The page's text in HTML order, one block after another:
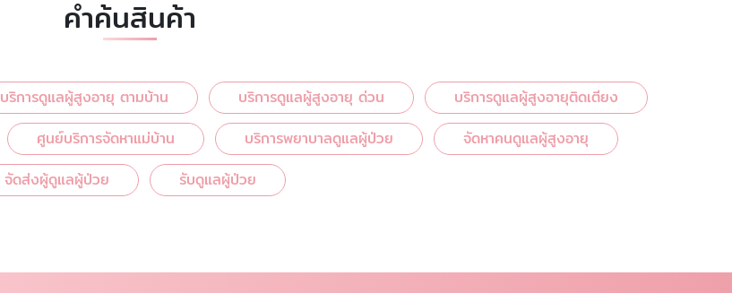
คำค้นสินค้า
บริการดูแลผู้สูงอายุ ตามบ้าน บริการดูแลผู้สูงอายุ ด่วน
บริการดูแลผู้สูงอายุติดเตียง
ศูนย์บริการจัดหาแม่บ้าน บริการพยาบาลดูแลผู้ป่วย
จัดหาคนดูแลผู้สูงอายุ
จัดส่งผู้ดูแลผู้ป่วย
รับดูแลผู้ป่วย